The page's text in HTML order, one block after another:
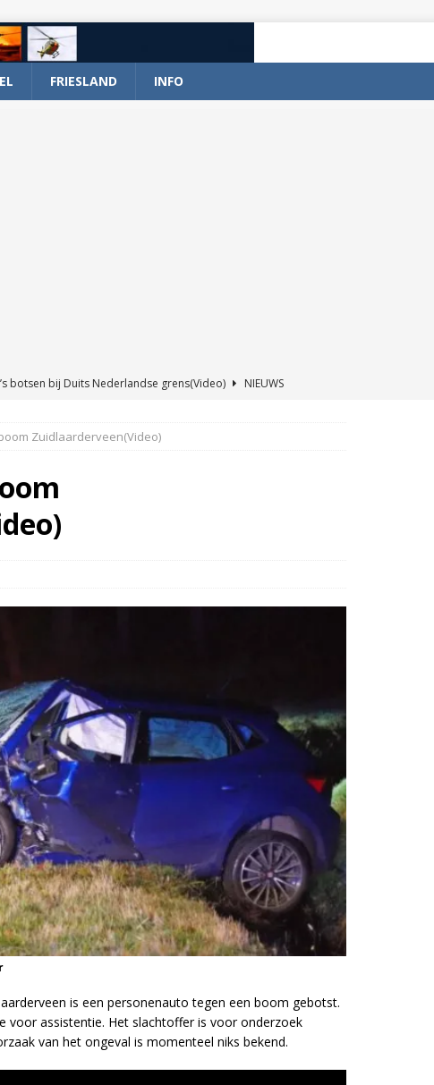
FRIESLAND INFO
botsen bij Duits Nederlandse grens(Video)
NIEUWS
en wagen met stro in de brand in Oosterhesselen(Video)
aangevaren op Schildmeer Steendam(Video)
Zuidlaarderveen(Video)
is een personenauto tegen een boom gebotst.
voor assistentie. Het slachtoffer is voor onderzoek
van het ongeval is momenteel niks bekend.